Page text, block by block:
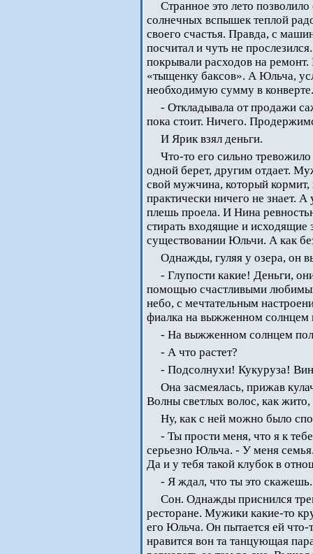
Странное это лето
солнечных вспышек теплой
своего счастья. Правда, с
посчитал и чуть не
покрывали расходов на
«тыщенку баксов». А Юльча,
необходимую сумму в конверте.
- Откладывала от продажи
пока стоит. Ничего.
И Ярик взял деньги.
Что-то его сильно
одной берет, другим отдает.
свой мужчина, который кормит,
практически ничего не
плешь проела. И Нина
стирать входящие и исходящие
существовании Юльчи. А как
Однажды, гуляя у озера, он
- Глупости какие! Деньги,
помощью счастливыми
небо, с мечтательным
фиалка на выжженном солнцем
- На выжженном солнцем
- А что растет?
- Подсолнухи! Кукуруза!
Она засмеялась, прижав
Волны светлых волос, как
Ну, как с ней можно было
- Ты прости меня, что я к
серьезно Юльча. - У меня
Да и у тебя такой клубок в
- Я ждал, что ты это
Сон. Однажды приснился
ресторане. Мужики какие-то
его Юльча. Он пытается ей что-
нравится вон та танцующая